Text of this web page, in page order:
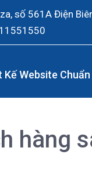
số 561A Điện
Kế Website Chuẩn
hàng